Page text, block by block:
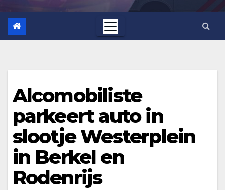
Alcomobiliste
parkeert auto in
slootje Westerplein
in Berkel en
Rodenrijs